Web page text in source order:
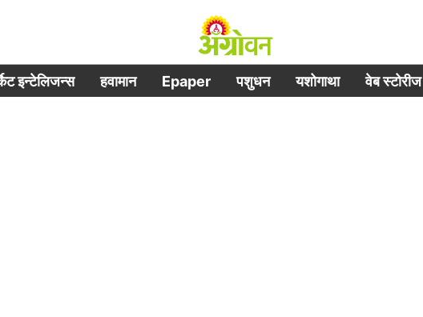
इन्टेलिजन्स हवामान Epaper पशुधन यशोगाथा वेब स्टोरीज